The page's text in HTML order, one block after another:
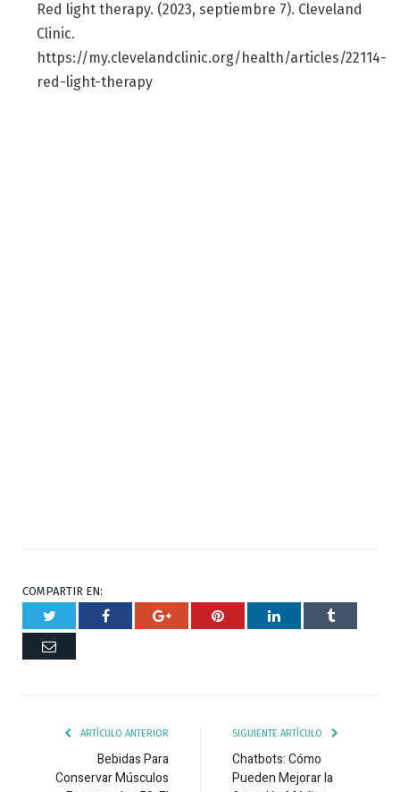
Red light therapy. (2023, septiembre 7). Cleveland
Clinic.
https://my.clevelandclinic.org/health/articles/22114-
red-light-therapy
COMPARTIR EN:
Twitter Facebook Google+ Pinterest RespuestaTumblr
Correo
ARTÍCULO ANTERIOR
Bebidas Para
Conservar Músculos
SIGUIENTE ARTÍCULO
Chatbots: Cómo
Pueden Mejorar la